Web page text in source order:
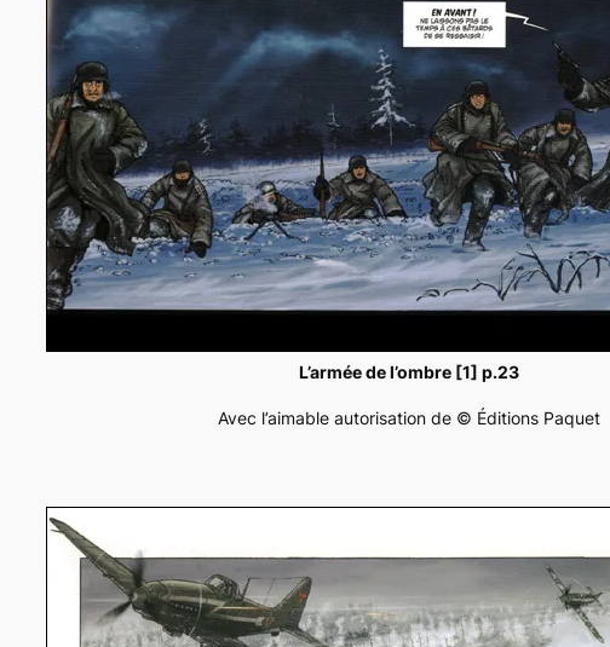
L’armée de l’ombre [1] p.23
Avec l’aimable autorisation de © Éditions Paquet